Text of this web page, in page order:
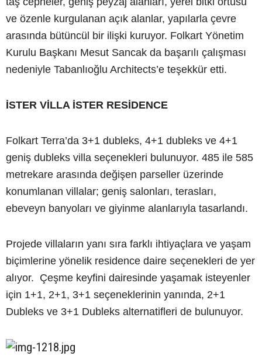
ve özenle kurgulanan açık alanlar, yapılarla çevre
arasında bütüncül bir ilişki kuruyor. Folkart Yönetim
Kurulu Başkanı Mesut Sancak da başarılı çalışması
nedeniyle Tabanlıoğlu Architects’e teşekkür etti.
İSTER VİLLA İSTER RESİDENCE
Folkart Terra’da 3+1 dubleks, 4+1 dubleks ve 4+1
geniş dubleks villa seçenekleri bulunuyor. 485 ile 585
metrekare arasında değişen parseller üzerinde
konumlanan villalar; geniş salonları, terasları,
ebeveyn banyoları ve giyinme alanlarıyla tasarlandı.
Projede villaların yanı sıra farklı ihtiyaçlara ve yaşam
biçimlerine yönelik residence daire seçenekleri de yer
alıyor. Çeşme keyfini dairesinde yaşamak isteyenler
için 1+1, 2+1, 3+1 seçeneklerinin yanında, 2+1
Dubleks ve 3+1 Dubleks alternatifleri de bulunuyor.